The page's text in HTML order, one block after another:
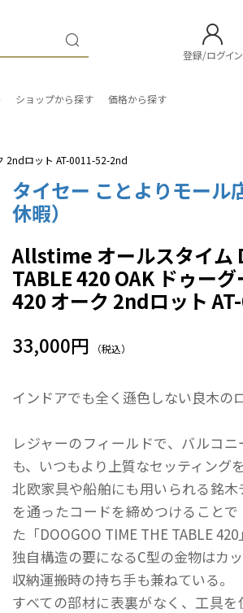
登録/ログイン
ショップから探す 価格から探す
2ndロット AT-0011-52-2nd
タイセー ことよりモー
休暇）
Allstime オールスタイム
TABLE 420 OAK ドゥー
420 オーク 2ndロット
33,000円 （税込）
インドアでも全く遜色しない良木の
レジャーのフィールドで、バルコ
も、いつもより上質なセッティング
北欧家具や船舶にも用いられる銘
を通ったコードを締めつけること
た「DOOGOO TIME THE TABLE 420
独自構造の要になるC型の金物はカ
収納運搬時の持ち手も兼ねている。
すべての部材に表裏がなく、工具